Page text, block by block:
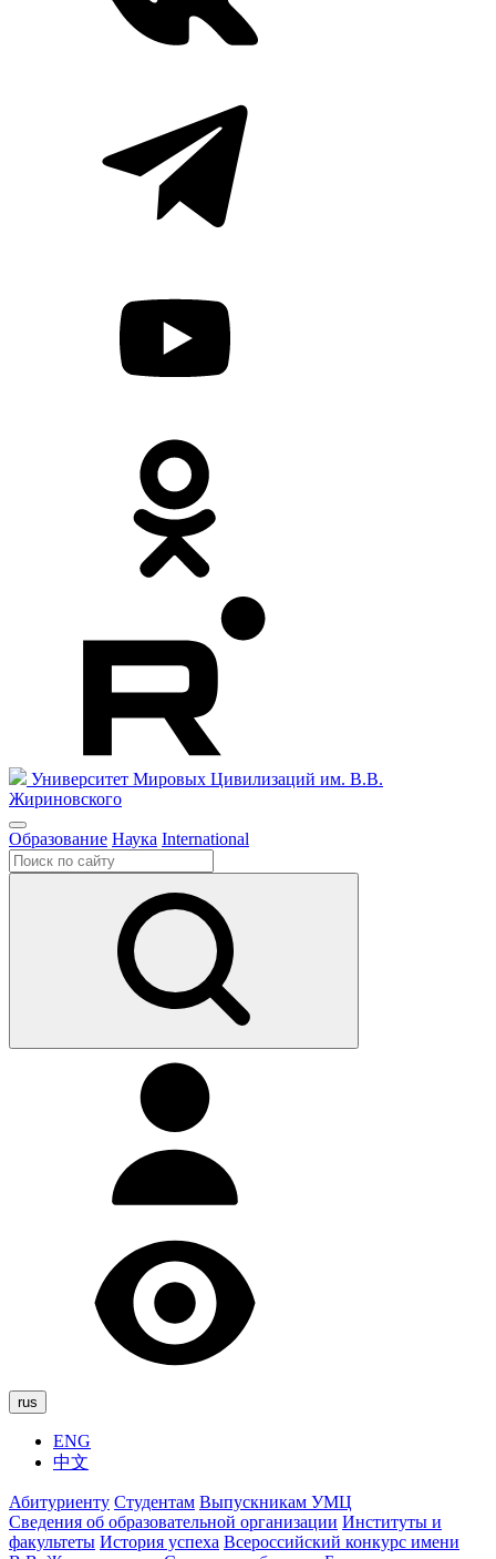
Университет Мировых Цивилизаций им. В.В.
Жириновского
Образование Наука International
rus
ENG
中文
Абитуриенту Студентам Выпускникам УМЦ
Сведения об образовательной организации Институты и
факультеты История успеха Всероссийский конкурс имени